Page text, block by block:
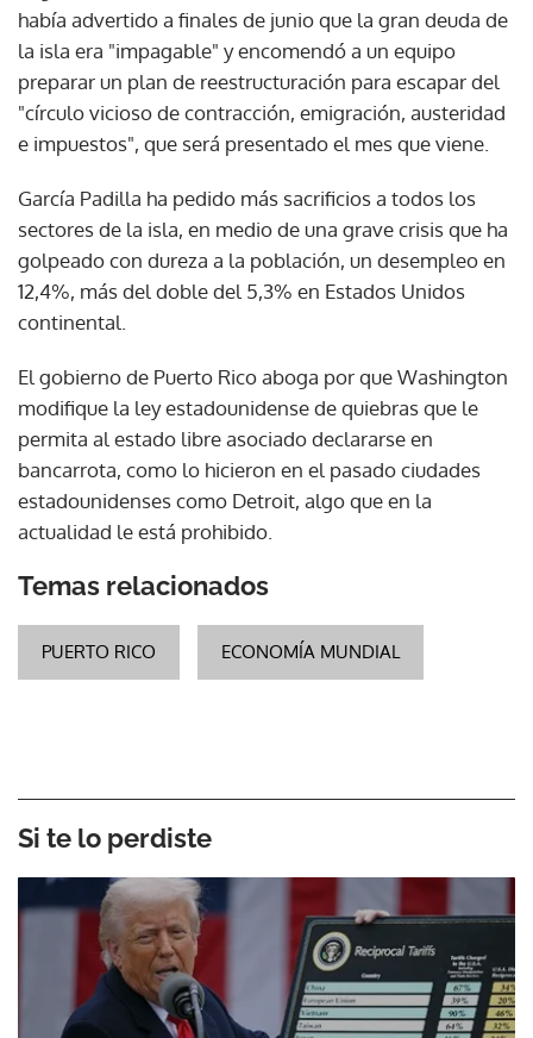
había advertido a finales de junio que la gran deuda de
la isla era "impagable" y encomendó a un equipo
preparar un plan de reestructuración para escapar del
"círculo vicioso de contracción, emigración, austeridad
e impuestos", que será presentado el mes que viene.
García Padilla ha pedido más sacrificios a todos los
sectores de la isla, en medio de una grave crisis que ha
golpeado con dureza a la población, un desempleo en
12,4%, más del doble del 5,3% en Estados Unidos
continental.
El gobierno de Puerto Rico aboga por que Washington
modifique la ley estadounidense de quiebras que le
permita al estado libre asociado declararse en
bancarrota, como lo hicieron en el pasado ciudades
estadounidenses como Detroit, algo que en la
actualidad le está prohibido.
Temas relacionados
PUERTO RICO ECONOMÍA MUNDIAL
Si te lo perdiste